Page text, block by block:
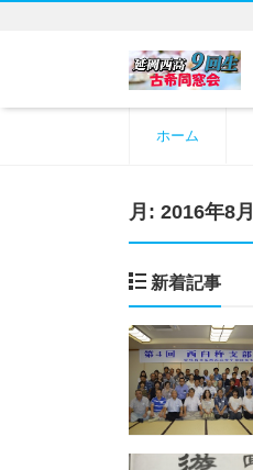
ホーム
月: 2016年8月
新着記事